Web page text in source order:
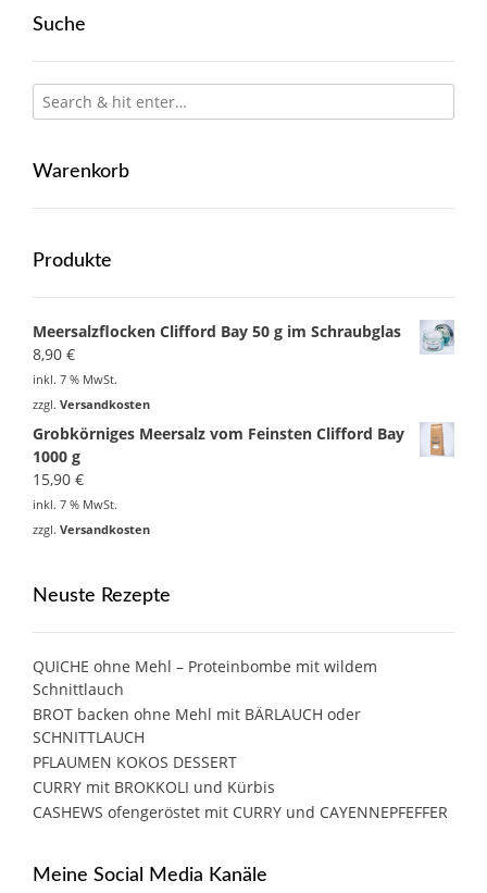
Suche
Warenkorb
Produkte
Meersalzflocken Clifford Bay 50 g im Schraubglas
8,90 €
inkl. 7 % MwSt.
zzgl. Versandkosten
Grobkörniges Meersalz vom Feinsten Clifford Bay
1000 g
15,90 €
inkl. 7 % MwSt.
zzgl. Versandkosten
Neuste Rezepte
QUICHE ohne Mehl – Proteinbombe mit wildem
Schnittlauch
BROT backen ohne Mehl mit BÄRLAUCH oder
SCHNITTLAUCH
PFLAUMEN KOKOS DESSERT
CURRY mit BROKKOLI und Kürbis
CASHEWS ofengeröstet mit CURRY und CAYENNEPFEFFER
Meine Social Media Kanäle